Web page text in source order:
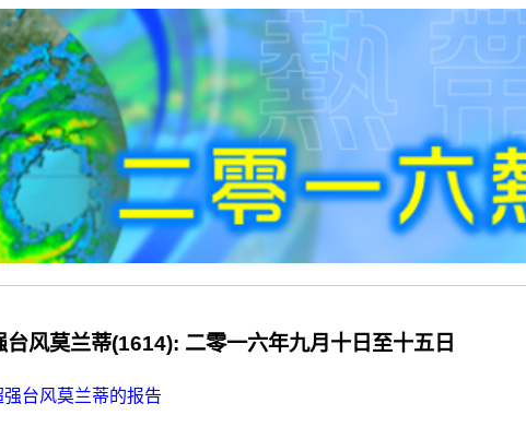
台风莫兰蒂(1614): 二零一六年九月十日至十五日
强台风莫兰蒂的报告